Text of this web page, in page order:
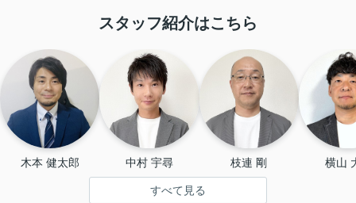
スタッフ紹介はこちら
木本 健太郎 中村 宇尋 枝連 剛 横山
すべて見る